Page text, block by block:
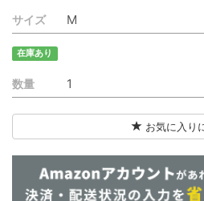
サイズ
在庫あり
数量
お気に入り